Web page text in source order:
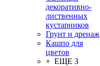
декоративно-
лиственных
кустарников
Грунт и дренаж
Кашпо для
цветов
+ ЕЩЕ 3